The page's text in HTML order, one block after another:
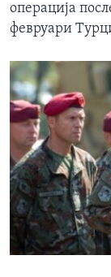
операција
февруари